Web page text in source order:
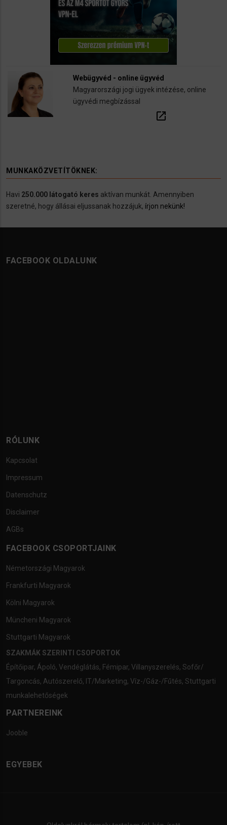
Webügyvéd - online ügyvéd
Magyarországi jogi ügyek intézése, online
ügyvédi megbízással
open_in_new
MUNKAKÖZVETÍTÖKNEK:
Havi 250.000 látogató keres aktívan munkát. Amennyiben
szeretné, hogy állásai eljussanak hozzájuk, írjon nekünk!
FACEBOOK OLDALUNK
RÓLUNK
Kapcsolat
Impressum
Datenschutz
Disclaimer
AGBs
FACEBOOK CSOPORTJAINK
Németországi Magyarok
Frankfurti Magyarok
Kölni Magyarok
Müncheni Magyarok
Stuttgarti Magyarok
SZAKMÁK SZERINTI CSOPORTOK
Építőipar, Ápoló, Vendéglátás, Fémipar, Villanyszerelés, Sofőr/
Targoncás, Autószerelő, IT/Marketing, Víz-/Gáz-/Fűtés, Stuttgarti
munkalehetőségek
PARTNEREINK
Jooble
EGYEBEK